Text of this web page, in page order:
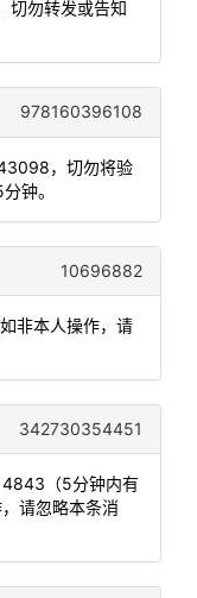
切勿转发或告知
978160396108
，切勿将验
钟。
10696882
非本人操作，请
342730354451
4843（5分钟内有
请忽略本条消